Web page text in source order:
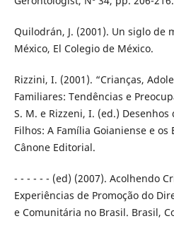
Quilodrán, J. (2001). Un siglo de
México, El Colegio de México.
Rizzini, I. (2001). “Crianças,
Familiares: Tendências e
S. M. e Rizzeni, I. (ed.)
Filhos: A Família Goianiense e os
Cânone Editorial.
- - - - - - (ed) (2007). Acolhendo
Experiências de Promoção do
e Comunitária no Brasil. Brasil,